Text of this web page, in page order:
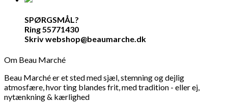
SPØRGSMÅL?
Ring 55771430
Skriv webshop@beaumarche.dk
Om Beau Marché
Beau Marché er et sted med sjæl, stemning og dejlig
atmosfære, hvor ting blandes frit, med tradition - eller ej,
nytænkning & kærlighed